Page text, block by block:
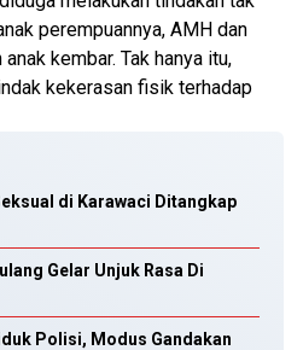
perempuannya, AMH dan
kembar. Tak hanya itu,
kekerasan fisik terhadap
di Karawaci Ditangkap
Gelar Unjuk Rasa Di
Polisi, Modus Gandakan